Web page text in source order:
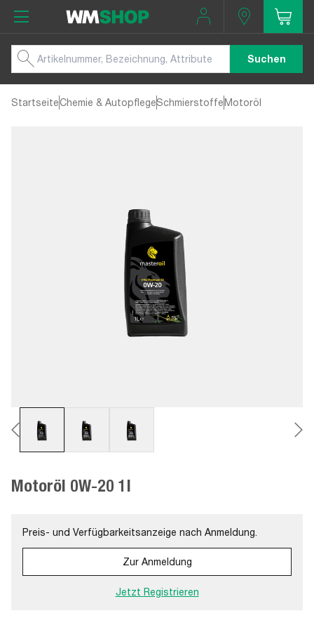
Suchen
StartseiteChemie & AutopflegeSchmierstoffeMotoröl
Motoröl 0W-20 1l
Preis- und Verfügbarkeitsanzeige nach Anmeldung.
Zur Anmeldung
Jetzt Registrieren